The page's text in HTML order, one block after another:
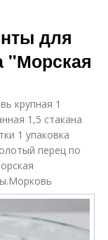
с креветками
с креветками
для
"Морская
крупная 1
1,5 стакана
1 упаковка
перец по
Морковь